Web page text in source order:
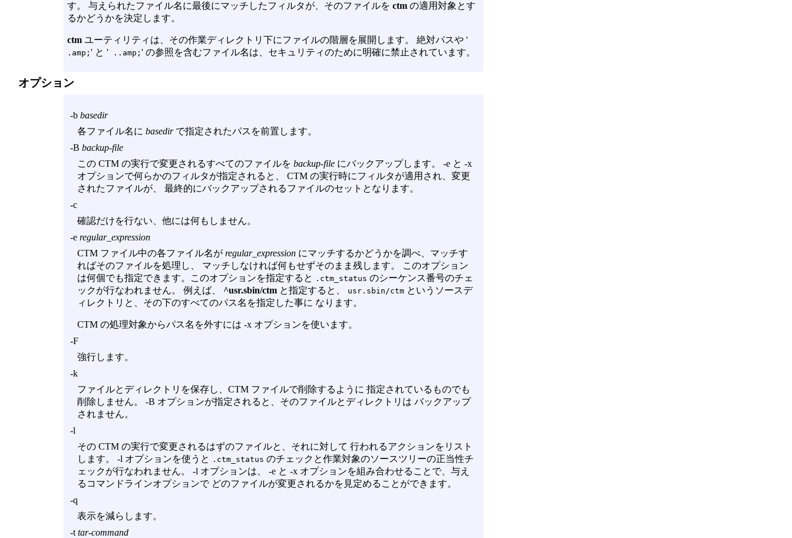
す。 与えられたファイル名に最後にマッチしたフィルタが、そのファイルを ctm の適用対象とす
るかどうかを決定します。
ctm ユーティリティは、その作業ディレクトリ下にファイルの階層を展開します。 絶対パスや '
.amp; ' と ' ..amp; ' の参照を含むファイル名は、セキュリティのために明確に禁止されています。
オプション
-b basedir
各ファイル名に basedirで指定されたパスを前置します。
-B backup-file
この CTM の実行で変更されるすべてのファイルを backup-file にバックアップします。 -e と -x
オプションで何らかのフィルタが指定されると、 CTM の実行時にフィルタが適用され、変更
されたファイルが、 最終的にバックアップされるファイルのセットとなります。
-c
確認だけを行ない、他には何もしません。
-e regular_expression
CTM ファイル中の各ファイル名が regular_expression にマッチするかどうかを調べ、マッチす
ればそのファイルを処理し、 マッチしなければ何もせずそのまま残します。 このオプション
は何個でも指定できます。このオプションを指定すると
.ctm_status のシーケンス番号のチェ
ックが行なわれません。 例えば、 ^usr.sbin/ctm と指定すると、 usr.sbin/ctm というソースデ
ィレクトリと、その下のすべてのパス名を指定した事に なります。
CTM の処理対象からパス名を外すには -x オプションを使います。
-F
強行します。
-k
ファイルとディレクトリを保存し、CTM ファイルで削除するように 指定されているものでも
削除しません。 -B オプションが指定されると、そのファイルとディレクトリは バックアップ
されません。
-l
その CTM の実行で変更されるはずのファイルと、それに対して 行われるアクションをリスト
します。 -l オプションを使うと .ctm_status のチェックと作業対象のソースツリーの正当性チ
ェックが行なわれません。 -l オプションは、 -e と -x オプションを組み合わせることで、与え
るコマンドラインオプションで どのファイルが変更されるかを見定めることができます。
-q
表示を減らします。
-t tar-command